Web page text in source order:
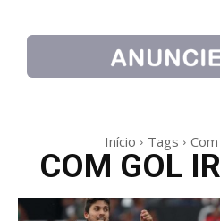
Início Tags
COM GOL